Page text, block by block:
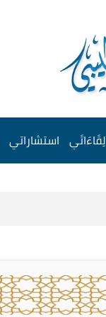
لِقَاءَاتَي استشاراتي